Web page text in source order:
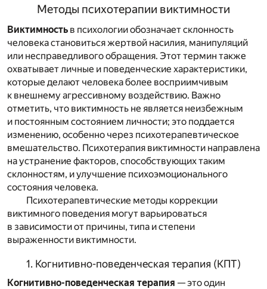
Методы психотерапии виктимности
Виктимность в психологии обозначает склонность
человека становиться жертвой насилия, манипуляций
или несправедливого обращения. Этот термин также
охватывает личные и поведенческие характеристики,
которые делают человека более восприимчивым
к внешнему агрессивному воздействию. Важно
отметить, что виктимность не является неизбежным
и постоянным состоянием личности; это поддается
изменению, особенно через психотерапевтическое
вмешательство. Психотерапия виктимности направлена
на устранение факторов, способствующих таким
склонностям, и улучшение психоэмоционального
состояния человека.
Психотерапевтические методы коррекции
виктимного поведения могут варьироваться
в зависимости от причины, типа и степени
выраженности виктимности.
1. Когнитивно-поведенческая терапия (КПТ)
Когнитивно-поведенческая терапия — это один